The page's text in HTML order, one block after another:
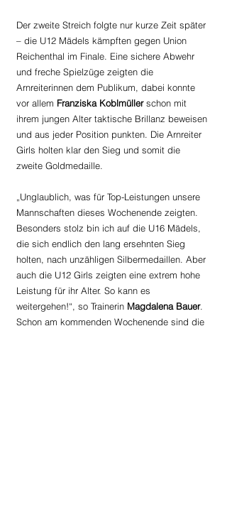
Der zweite Streich folgte nur kurze Zeit später
– die U12 Mädels kämpften gegen Union
Reichenthal im Finale. Eine sichere Abwehr
und freche Spielzüge zeigten die
Arnreiterinnen dem Publikum, dabei konnte
vor allem Franziska Koblmüller schon mit
ihrem jungen Alter taktische Brillanz beweisen
und aus jeder Position punkten. Die Arnreiter
Girls holten klar den Sieg und somit die
zweite Goldmedaille.
„Unglaublich, was für Top-Leistungen unsere
Mannschaften dieses Wochenende zeigten.
Besonders stolz bin ich auf die U16 Mädels,
die sich endlich den lang ersehnten Sieg
holten, nach unzähligen Silbermedaillen. Aber
auch die U12 Girls zeigten eine extrem hohe
Leistung für ihr Alter. So kann es
weitergehen!“, so Trainerin Magdalena Bauer.
Schon am kommenden Wochenende sind die